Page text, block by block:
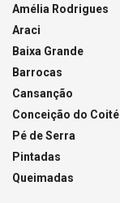
Amélia Rodrigues
Araci
Baixa Grande
Barrocas
Cansanção
Conceição do Coité
Pé de Serra
Pintadas
Queimadas